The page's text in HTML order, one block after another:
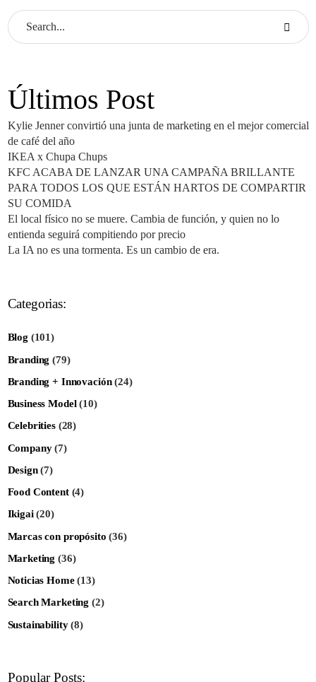
Últimos Post
Kylie Jenner convirtió una junta de marketing en el mejor comercial
de café del año
IKEA x Chupa Chups
KFC ACABA DE LANZAR UNA CAMPAÑA BRILLANTE
PARA TODOS LOS QUE ESTÁN HARTOS DE COMPARTIR
SU COMIDA
El local físico no se muere. Cambia de función, y quien no lo
entienda seguirá compitiendo por precio
La IA no es una tormenta. Es un cambio de era.
Categorias:
Blog (101)
Branding (79)
Branding + Innovación(24)
Business Model(10)
Celebrities(28)
Company(7)
Design(7)
Food Content(4)
Ikigai(20)
Marcas con propósito (36)
Marketing (36)
Noticias Home(13)
Search Marketing (2)
Sustainability(8)
Popular Posts: